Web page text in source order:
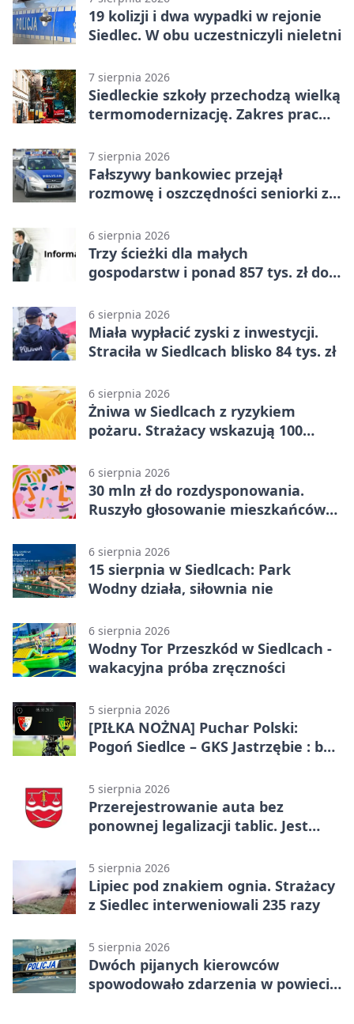
19 kolizji i dwa wypadki w rejonie
Siedlec. W obu uczestniczyli nieletni
7 sierpnia 2026
Siedleckie szkoły przechodzą wielką
termomodernizację. Zakres prac
7 sierpnia 2026
Fałszywy bankowiec przejął
rozmowę i oszczędności seniorki z
6 sierpnia 2026
Trzy ścieżki dla małych
gospodarstw i ponad 857 tys. zł do
6 sierpnia 2026
Miała wypłacić zyski z inwestycji.
Straciła w Siedlcach blisko 84 tys. zł
6 sierpnia 2026
Żniwa w Siedlcach z ryzykiem
pożaru. Strażacy wskazują 100
6 sierpnia 2026
30 mln zł do rozdysponowania.
Ruszyło głosowanie mieszkańców
6 sierpnia 2026
15 sierpnia w Siedlcach: Park
Wodny działa, siłownia nie
6 sierpnia 2026
Wodny Tor Przeszkód w Siedlcach -
wakacyjna próba zręczności
5 sierpnia 2026
[PIŁKA NOŻNA] Puchar Polski:
Pogoń Siedlce – GKS Jastrzębie : bez
5 sierpnia 2026
Przerejestrowanie auta bez
ponownej legalizacji tablic. Jest
5 sierpnia 2026
Lipiec pod znakiem ognia. Strażacy
z Siedlec interweniowali 235 razy
5 sierpnia 2026
Dwóch pijanych kierowców
spowodowało zdarzenia w powiecie